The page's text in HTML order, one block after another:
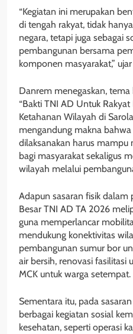
“Kegiatan ini merupakan
di tengah rakyat, tidak
negara, tetapi juga sebagai
pembangunan bersama
komponen masyarakat,”
Danrem menegaskan,
“Bakti TNI AD Untuk
Ketahanan Wilayah di
mengandung makna
dilaksanakan harus
bagi masyarakat sekaligus
wilayah melalui
Adapun sasaran fisik dalam
Besar TNI AD TA 2026
guna memperlancar
mendukung konektivitas
pembangunan sumur bor
air bersih, renovasi fasilitasi
MCK untuk warga setempat.
Sementara itu, pada
berbagai kegiatan sosial
kesehatan, seperti operasi